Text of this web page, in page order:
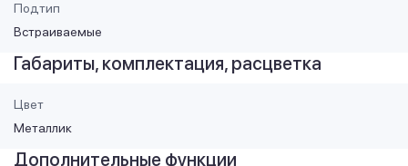
Подтип
Встраиваемые
Габариты, комплектация, расцветка
Цвет
Металлик
Дополнительные функции